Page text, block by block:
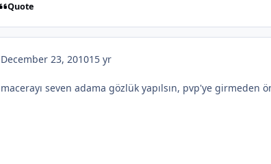
Quote
December 23, 201015 yr
macerayı seven adama gözlük yapılsın, pvp'ye girmeden